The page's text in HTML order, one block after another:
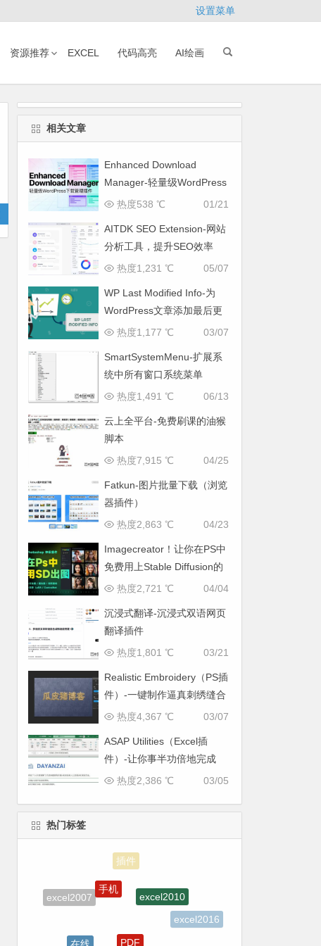
设置菜单
资源推荐 EXCEL 代码高亮 AI绘画
相关文章
Enhanced Download
Manager-轻量级WordPress
下载管理插件
01/21
热度538 ℃
AITDK SEO Extension-网站
分析工具，提升SEO效率
05/07
热度1,231 ℃
WP Last Modified Info-为
WordPress文章添加最后更
新时间
03/07
热度1,177 ℃
SmartSystemMenu-扩展系
统中所有窗口系统菜单
06/13
热度1,491 ℃
云上全平台-免费刷课的油猴
脚本
04/25
热度7,915 ℃
Fatkun-图片批量下载（浏览
器插件）
04/23
热度2,863 ℃
Imagecreator！让你在PS中
免费用上Stable Diffusion的
神级插件
04/04
热度2,721 ℃
沉浸式翻译-沉浸式双语网页
翻译插件
03/21
热度1,801 ℃
Realistic Embroidery（PS插
件）-一键制作逼真刺绣缝合
效果
03/07
热度4,367 ℃
ASAP Utilities（Excel插
件）-让你事半功倍地完成
Excel数据处理
03/05
热度2,386 ℃
热门标签
excel2007
手机
excel2010
excel2016
在线
PDF